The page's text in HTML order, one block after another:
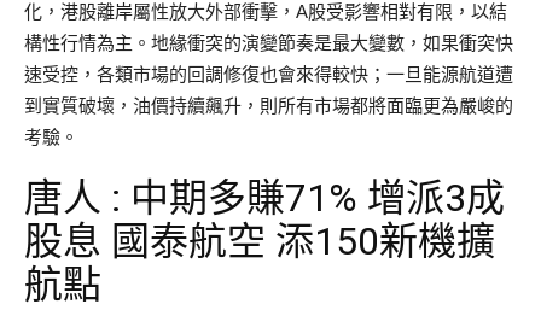
化，港股離岸屬性放大外部衝擊，A股受影響相對有限，以結
構性行情為主。地緣衝突的演變節奏是最大變數，如果衝突快
速受控，各類市場的回調修復也會來得較快；一旦能源航道遭
到實質破壞，油價持續飆升，則所有市場都將面臨更為嚴峻的
考驗。
唐人 : 中期多賺71% 增派3成
股息 國泰航空 添150新機擴
航點